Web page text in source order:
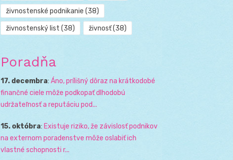
živnostenské podnikanie (38)
živnostenský list (38) živnosť(38)
Poradňa
17. decembra: Áno, prílišný dôraz na krátkodobé
finančné ciele môže podkopať dlhodobú
udržateľnosť a reputáciu pod...
15. októbra: Existuje riziko, že závislosť podnikov
na externom poradenstve môže oslabiť ich
vlastné schopnosti r...